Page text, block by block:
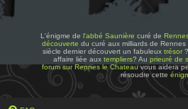
L'énigme de l'abbé Saunière curé de
découverte du curé aux milliards de
siècle dernier découvert un fabuleux trésor?
affaire liée aux templiers? Au prieuré de
forum sur Rennes le Chateauvous aidera
résoudre cette